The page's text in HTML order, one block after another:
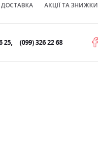
ДОСТАВКА АКЦІЇ ТА ЗНИЖКИ
25 (099) 326 22 68